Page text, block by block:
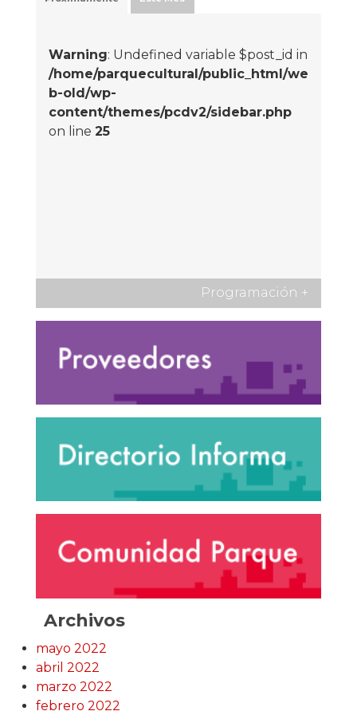
Warning: Undefined variable $post_id in
/home/parquecultural/public_html/we
b-old/wp-
content/themes/pcdv2/sidebar.php
on line 25
Programación +
Archivos
mayo 2022
abril 2022
marzo 2022
febrero 2022